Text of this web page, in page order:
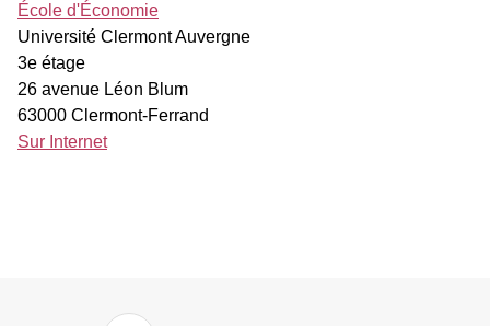
École d'Économie
Université Clermont Auvergne
3e étage
26 avenue Léon Blum
63000 Clermont-Ferrand
Sur Internet